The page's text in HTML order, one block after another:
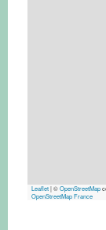
Leaflet|©OpenStreetMap
OpenStreetMap France